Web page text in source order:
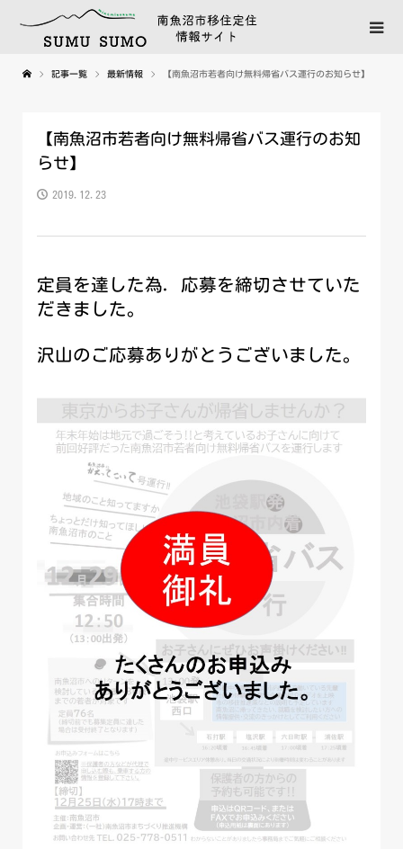
記事一覧 最新情報 【南魚沼市若者向け無料帰省バス運行のお知らせ】
【南魚沼市若者向け無料帰省バス運行のお知
らせ】
2019.12.23
定員を達した為. 応募を締切させていた
だきました。
沢山のご応募ありがとうございました。